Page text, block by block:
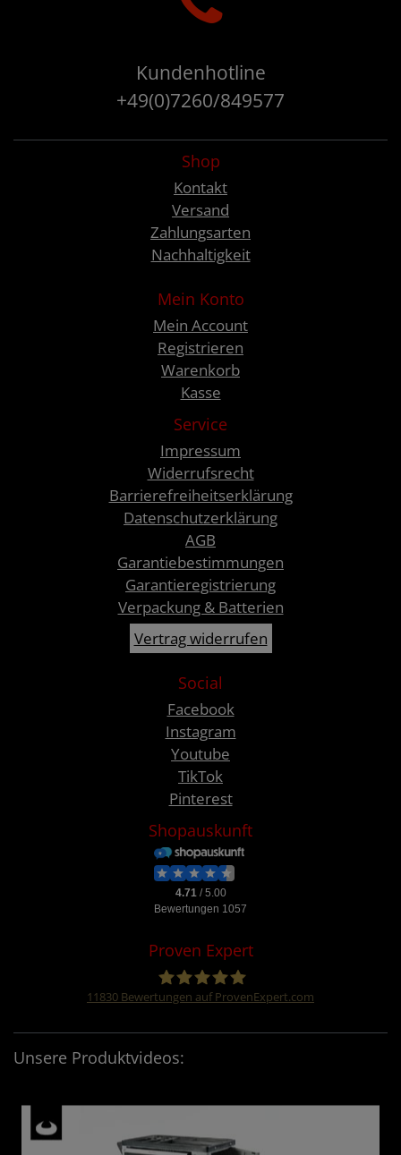
Kundenhotline
+49(0)7260/849577
Shop
Kontakt
Versand
Zahlungsarten
Nachhaltigkeit
Mein Konto
Mein Account
Registrieren
Warenkorb
Kasse
Service
Impressum
Widerrufsrecht
Barrierefreiheitserklärung
Datenschutzerklärung
AGB
Garantiebestimmungen
Garantieregistrierung
Verpackung & Batterien
Vertrag widerrufen
Social
Facebook
Instagram
Youtube
TikTok
Pinterest
Shopauskunft
Proven Expert
Four &More GmbH
11830 Bewertungen auf ProvenExpert.com
Unsere Produktvideos: